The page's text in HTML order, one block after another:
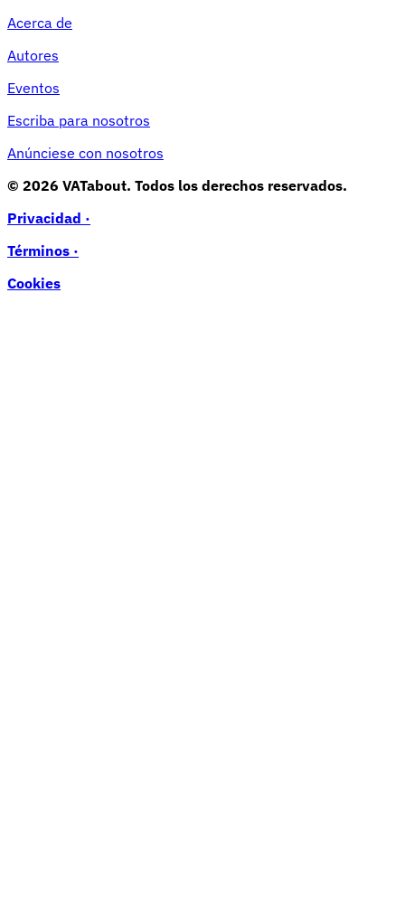
Acerca de
Autores
Eventos
Escriba para nosotros
Anúnciese con nosotros
© 2026 VATabout. Todos los derechos reservados.
Privacidad ·
Términos ·
Cookies